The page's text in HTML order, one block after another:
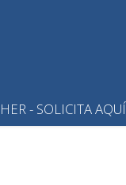
- SOLICITA AQUÍ